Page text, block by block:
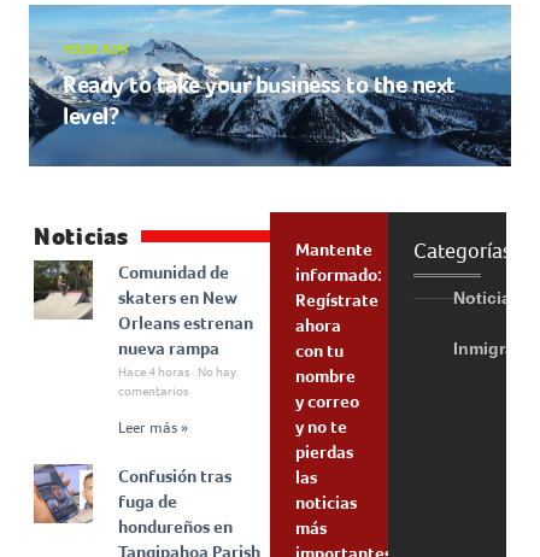
YOUR ADS
Ready to take your business to the next
level?
Noticias
Comunidad de
skaters en New
Orleans estrenan
nueva rampa
Hace 4 horas
No hay
comentarios
Leer más »
Confusión tras
fuga de
hondureños en
Tangipahoa Parish
Mantente
informado:
Regístrate
ahora
con tu
nombre
y correo
y no te
pierdas
las
noticias
más
importantes
Categorías
Noticias